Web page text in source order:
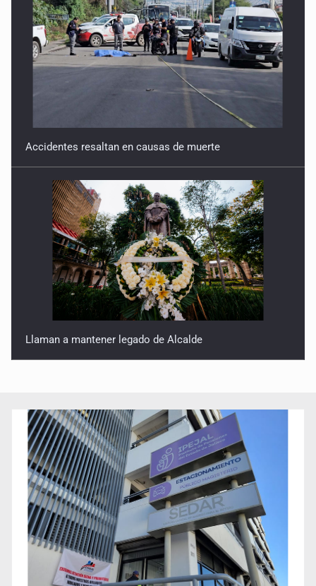
Llaman a mantener legado de Alcalde
Concierto patrio costará 32.9 mdp
Jalisco lidera entre sancionados por EU